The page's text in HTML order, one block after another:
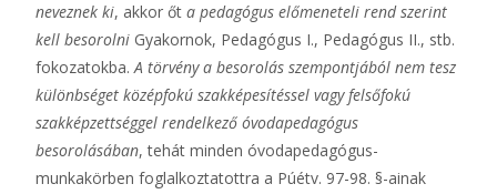
neveznek ki, akkor őt a pedagógus előmeneteli rend szerint
kell besorolni Gyakornok, Pedagógus I., Pedagógus II., stb.
fokozatokba.A törvény a besorolás szempontjából nem tesz
különbséget középfokú szakképesítéssel vagy felsőfokú
szakképzettséggel rendelkező óvodapedagógus
besorolásában, tehát minden óvodapedagógus-
munkakörben foglalkoztatottra a Púétv. 97-98. §-ainak